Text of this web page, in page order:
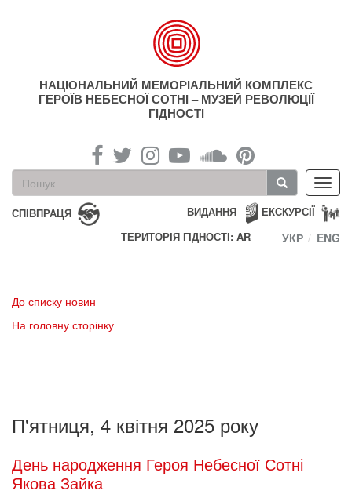
НАЦІОНАЛЬНИЙ МЕМОРІАЛЬНИЙ КОМПЛЕКС
ГЕРОЇВ НЕБЕСНОЇ СОТНІ – МУЗЕЙ РЕВОЛЮЦІЇ
ГІДНОСТІ
Пошукова
форма
Пошук
СПІВПРАЦЯ ЕКСКУРСІЇ
ВИДАННЯ
ТЕРИТОРІЯ ГІДНОСТІ: AR
УКР ENG
До списку новин
На головну сторінку
П'ятниця, 4 квітня 2025 року
День народження Героя Небесної Сотні
Якова Зайка